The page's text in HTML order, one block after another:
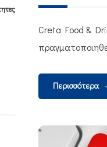
Creta Food &
Περισσότερα